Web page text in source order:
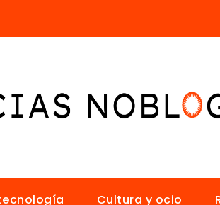
Cultura y ocio